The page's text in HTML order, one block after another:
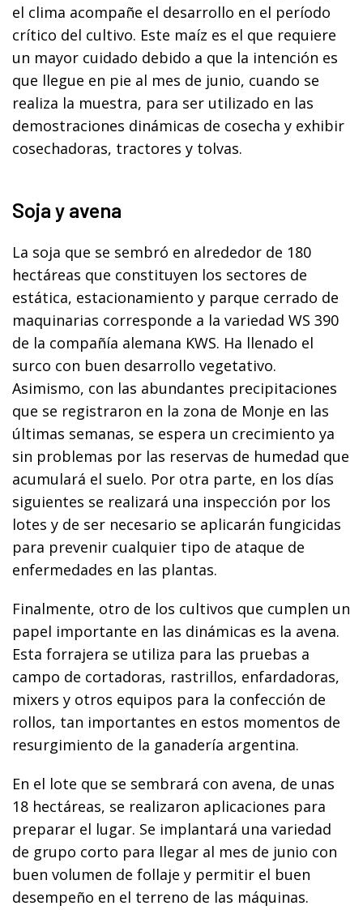
el clima acompañe el desarrollo en el período
crítico del cultivo. Este maíz es el que requiere
un mayor cuidado debido a que la intención es
que llegue en pie al mes de junio, cuando se
realiza la muestra, para ser utilizado en las
demostraciones dinámicas de cosecha y exhibir
cosechadoras, tractores y tolvas.
Soja y avena
La soja que se sembró en alrededor de 180
hectáreas que constituyen los sectores de
estática, estacionamiento y parque cerrado de
maquinarias corresponde a la variedad WS 390
de la compañía alemana KWS. Ha llenado el
surco con buen desarrollo vegetativo.
Asimismo, con las abundantes precipitaciones
que se registraron en la zona de Monje en las
últimas semanas, se espera un crecimiento ya
sin problemas por las reservas de humedad que
acumulará el suelo. Por otra parte, en los días
siguientes se realizará una inspección por los
lotes y de ser necesario se aplicarán fungicidas
para prevenir cualquier tipo de ataque de
enfermedades en las plantas.
Finalmente, otro de los cultivos que cumplen un
papel importante en las dinámicas es la avena.
Esta forrajera se utiliza para las pruebas a
campo de cortadoras, rastrillos, enfardadoras,
mixers y otros equipos para la confección de
rollos, tan importantes en estos momentos de
resurgimiento de la ganadería argentina.
En el lote que se sembrará con avena, de unas
18 hectáreas, se realizaron aplicaciones para
preparar el lugar. Se implantará una variedad
de grupo corto para llegar al mes de junio con
buen volumen de follaje y permitir el buen
desempeño en el terreno de las máquinas.